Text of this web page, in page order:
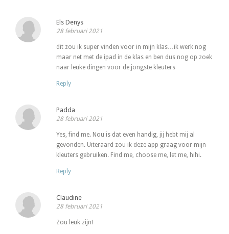
Els Denys
28 februari 2021
dit zou ik super vinden voor in mijn klas…ik werk nog
maar net met de ipad in de klas en ben dus nog op zoek
naar leuke dingen voor de jongste kleuters
Reply
Padda
28 februari 2021
Yes, find me. Nou is dat even handig, jij hebt mij al
gevonden. Uiteraard zou ik deze app graag voor mijn
kleuters gebruiken. Find me, choose me, let me, hihi.
Reply
Claudine
28 februari 2021
Zou leuk zijn!